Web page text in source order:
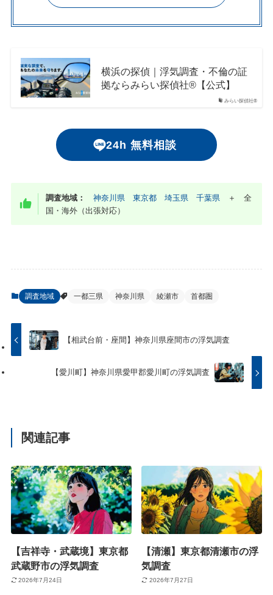
みらい探偵社®︎
横浜の探偵｜浮気調査・不倫の証
拠ならみらい探偵社®︎【公式】
24h 無料相談
調査地域： 神奈川県 東京都 埼玉県 千葉県 ＋ 全
国・海外（出張対応）
調査地域 一都三県 神奈川県 綾瀬市 首都圏
【相武台前・座間】神奈川県座間市の浮気調査
【愛川町】神奈川県愛甲郡愛川町の浮気調査
関連記事
【吉祥寺・武蔵境】東京都
武蔵野市の浮気調査
2026年7月24日
【清瀬】東京都清瀬市の浮
気調査
2026年7月27日